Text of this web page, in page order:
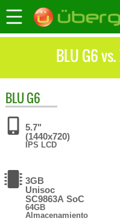
BLU G6
BLUG6
5.7"
(1440x720)
IPS LCD
3GB
Unisoc
SC9863A SoC
64GB
Almacenamiento